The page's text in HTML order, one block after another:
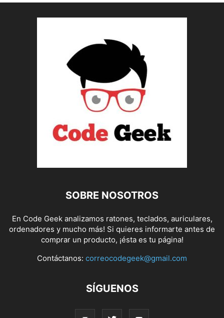
SOBRE NOSOTROS
En Code Geek analizamos ratones, teclados, auriculares,
ordenadores y mucho más! Si quieres informarte antes de
comprar un producto, ¡ésta es tu página!
Contáctanos: correocodegeek@gmail.com
SÍGUENOS